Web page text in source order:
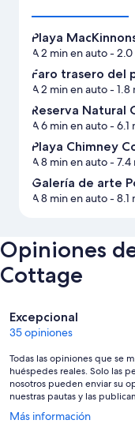
Playa
A 2 min en auto- 2.0
Faro trasero del
A 2 min en auto- 1.8
Reserva Natural
A 6 min en auto- 6.1
Playa Chimney
A 8 min en auto- 7.4
Galería de arte
A 8 min en auto- 8.1
Opiniones
Cottage
Opiniones
Excepcional
35 opiniones
Todas las opiniones que se
huéspedes reales. Solo las
nosotros pueden enviar su
nuestras pautas y las
Más información
Se